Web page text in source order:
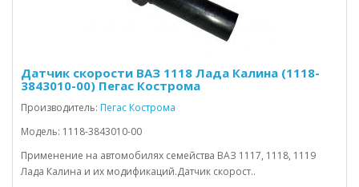
Датчик скорости ВАЗ 1118 Лада Калина (1118-
3843010-00) Пегас Кострома
Производитель: Пегас Кострома
Модель: 1118-3843010-00
Применение на автомобилях семейства ВАЗ 1117, 1118, 1119
Лада Калина и их модификаций.Датчик скорост..